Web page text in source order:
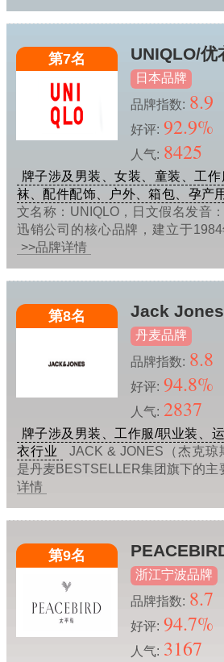
第7名 UNIQLO/优
日本品牌
品牌指数: 8.9
好评: 92.9%
人气: 8425
牌子涉及男装、女装、童装、工
袜、配件配饰、户外、箱包、孕产
文名称：UNIQLO，日文假名发音
迅销公司的核心品牌，建立于
>>品牌详情
第8名 Jack
丹麦品牌
品牌指数: 8.8
好评: 94.8%
人气: 2837
牌子涉及男装、工作服/职业装、
衣行业
JACK & JONES（杰克琼
是丹麦BESTSELLER集团旗下的主
详情
第9名
浙江宁波品牌
品牌指数: 8.7
好评: 94.7%
人气: 3167